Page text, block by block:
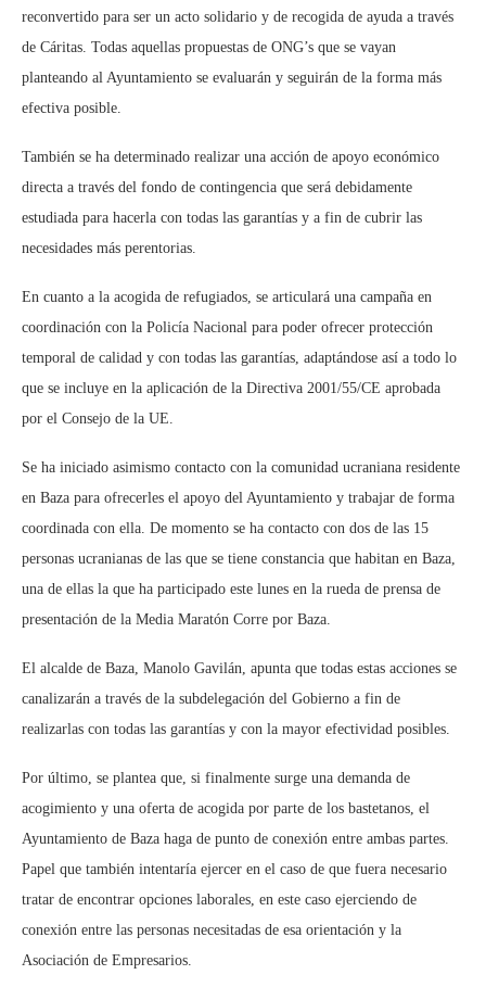
reconvertido para ser un acto solidario y de recogida de ayuda a través
de Cáritas. Todas aquellas propuestas de ONG’s que se vayan
planteando al Ayuntamiento se evaluarán y seguirán de la forma más
efectiva posible.
También se ha determinado realizar una acción de apoyo económico
directa a través del fondo de contingencia que será debidamente
estudiada para hacerla con todas las garantías y a fin de cubrir las
necesidades más perentorias.
En cuanto a la acogida de refugiados, se articulará una campaña en
coordinación con la Policía Nacional para poder ofrecer protección
temporal de calidad y con todas las garantías, adaptándose así a todo lo
que se incluye en la aplicación de la Directiva 2001/55/CE aprobada
por el Consejo de la UE.
Se ha iniciado asimismo contacto con la comunidad ucraniana residente
en Baza para ofrecerles el apoyo del Ayuntamiento y trabajar de forma
coordinada con ella. De momento se ha contacto con dos de las 15
personas ucranianas de las que se tiene constancia que habitan en Baza,
una de ellas la que ha participado este lunes en la rueda de prensa de
presentación de la Media Maratón Corre por Baza.
El alcalde de Baza, Manolo Gavilán, apunta que todas estas acciones se
canalizarán a través de la subdelegación del Gobierno a fin de
realizarlas con todas las garantías y con la mayor efectividad posibles.
Por último, se plantea que, si finalmente surge una demanda de
acogimiento y una oferta de acogida por parte de los bastetanos, el
Ayuntamiento de Baza haga de punto de conexión entre ambas partes.
Papel que también intentaría ejercer en el caso de que fuera necesario
tratar de encontrar opciones laborales, en este caso ejerciendo de
conexión entre las personas necesitadas de esa orientación y la
Asociación de Empresarios.